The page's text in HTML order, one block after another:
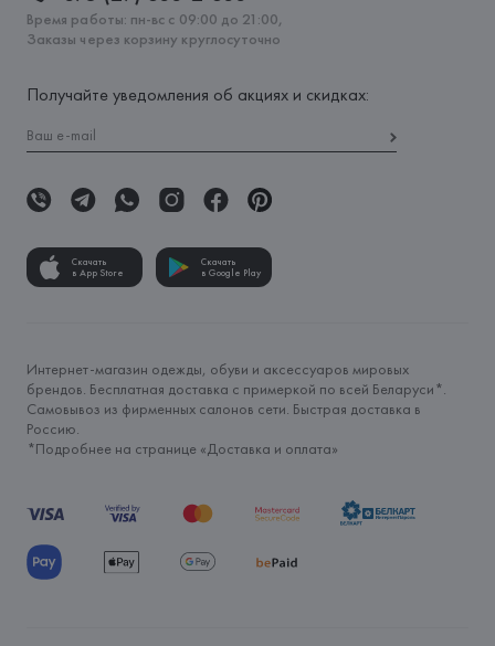
Время работы: пн-вс с 09:00 до 21:00,
Заказы через корзину круглосуточно
Получайте уведомления об акциях и скидках:
Скачать
в App Store
Скачать
в Google Play
Интернет-магазин одежды, обуви и аксессуаров мировых
брендов. Бесплатная доставка с примеркой по всей Беларуси*.
Самовывоз из фирменных салонов сети. Быстрая доставка в
Россию.
*Подробнее на странице «Доставка и оплата»